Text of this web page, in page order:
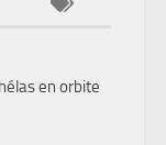
en orbite